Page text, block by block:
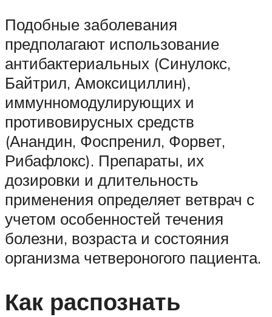
Подобные заболевания
предполагают использование
антибактериальных (Синулокс,
Байтрил, Амоксициллин),
иммунномодулирующих и
противовирусных средств
(Анандин, Фоспренил, Форвет,
Рибафлокс). Препараты, их
дозировки и длительность
применения определяет ветврач с
учетом особенностей течения
болезни, возраста и состояния
организма четвероногого пациента.
Как распознать